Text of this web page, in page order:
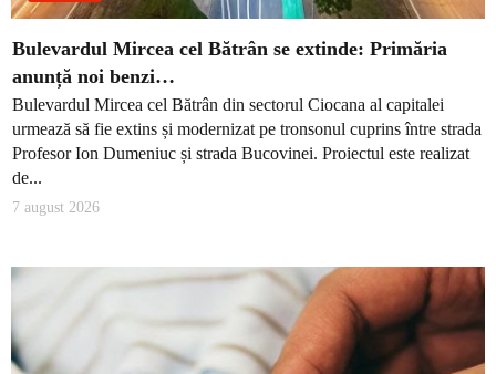
Bulevardul Mircea cel Bătrân se extinde: Primăria
anunță noi benzi…
Bulevardul Mircea cel Bătrân din sectorul Ciocana al capitalei
urmează să fie extins și modernizat pe tronsonul cuprins între strada
Profesor Ion Dumeniuc și strada Bucovinei. Proiectul este realizat
de...
7 august 2026